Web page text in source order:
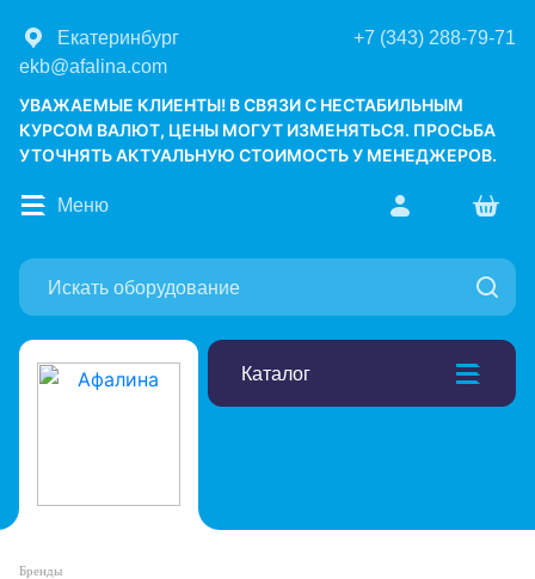
Екатеринбург
+7 (343) 288-79-71
ekb@afalina.com
УВАЖАЕМЫЕ КЛИЕНТЫ! В СВЯЗИ С НЕСТАБИЛЬНЫМ
КУРСОМ ВАЛЮТ, ЦЕНЫ МОГУТ ИЗМЕНЯТЬСЯ. ПРОСЬБА
УТОЧНЯТЬ АКТУАЛЬНУЮ СТОИМОСТЬ У МЕНЕДЖЕРОВ.
Каталог
Меню
Бренды